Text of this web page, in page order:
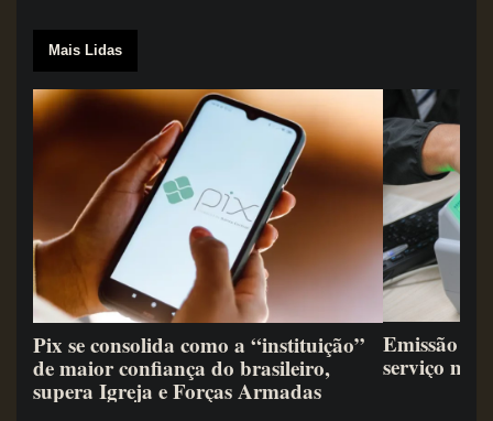
Mais Lidas
Pix se consolida como a “instituição”
de maior confiança do brasileiro,
supera Igreja e Forças Armadas
Emissão
serviço